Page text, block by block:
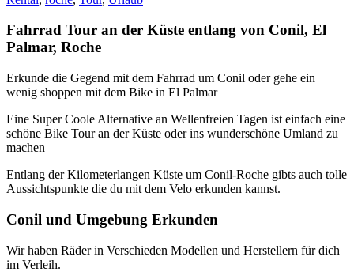
Fahrrad Tour an der Küste entlang von Conil, El
Palmar, Roche
Erkunde die Gegend mit dem Fahrrad um Conil oder gehe ein
wenig shoppen mit dem Bike in El Palmar
Eine Super Coole Alternative an Wellenfreien Tagen ist einfach eine
schöne Bike Tour an der Küste oder ins wunderschöne Umland zu
machen
Entlang der Kilometerlangen Küste um Conil-Roche gibts auch tolle
Aussichtspunkte die du mit dem Velo erkunden kannst.
Conil und Umgebung Erkunden
Wir haben Räder in Verschieden Modellen und Herstellern für dich
im Verleih.